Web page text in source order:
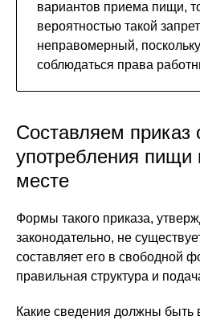
вариантов приема пищи,
вероятностью такой
неправомерный,
соблюдаться права
Составляем приказ
употребления пищи
месте
Формы такого приказа,
законодательно, не
составляет его в свободной
правильная структура и
Какие сведения должны быть